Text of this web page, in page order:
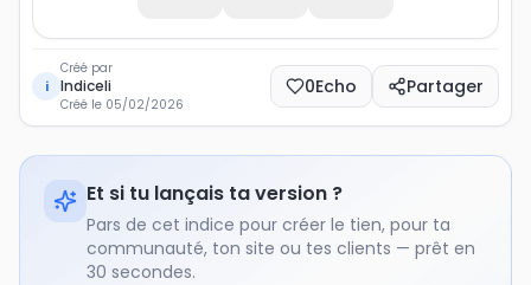
i
Créé par
Indiceli
Créé le 05/02/2026
0Echo Partager
Et si tu lançais ta version ?
Pars de cet indice pour créer le tien, pour ta
communauté, ton site ou tes clients — prêt en
30 secondes.